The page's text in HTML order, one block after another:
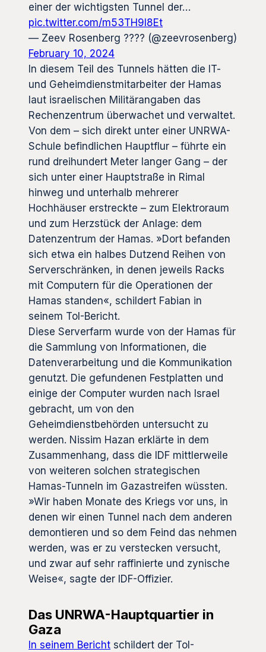
einer der wichtigsten Tunnel der…
pic.twitter.com/m53TH9l8Et
— Zeev Rosenberg ????️ (@zeevrosenberg)
February 10, 2024
In diesem Teil des Tunnels hätten die IT-
und Geheimdienstmitarbeiter der Hamas
laut israelischen Militärangaben das
Rechenzentrum überwachet und verwaltet.
Von dem – sich direkt unter einer UNRWA-
Schule befindlichen Hauptflur – führte ein
rund dreihundert Meter langer Gang – der
sich unter einer Hauptstraße in Rimal
hinweg und unterhalb mehrerer
Hochhäuser erstreckte – zum Elektroraum
und zum Herzstück der Anlage: dem
Datenzentrum der Hamas. »Dort befanden
sich etwa ein halbes Dutzend Reihen von
Serverschränken, in denen jeweils Racks
mit Computern für die Operationen der
Hamas standen«, schildert Fabian in
seinem ToI-Bericht.
Diese Serverfarm wurde von der Hamas für
die Sammlung von Informationen, die
Datenverarbeitung und die Kommunikation
genutzt. Die gefundenen Festplatten und
einige der Computer wurden nach Israel
gebracht, um von den
Geheimdienstbehörden untersucht zu
werden. Nissim Hazan erklärte in dem
Zusammenhang, dass die IDF mittlerweile
von weiteren solchen strategischen
Hamas-Tunneln im Gazastreifen wüssten.
»Wir haben Monate des Kriegs vor uns, in
denen wir einen Tunnel nach dem anderen
demontieren und so dem Feind das nehmen
werden, was er zu verstecken versucht,
und zwar auf sehr raffinierte und zynische
Weise«, sagte der IDF-Offizier.
Das UNRWA-Hauptquartier in
Gaza
In seinem Bericht schildert der ToI-